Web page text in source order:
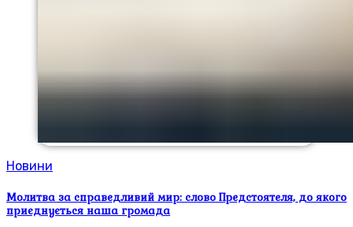
Новини
Молитва за справедливий мир: слово Предстоятеля, до якого
приєднується наша громада